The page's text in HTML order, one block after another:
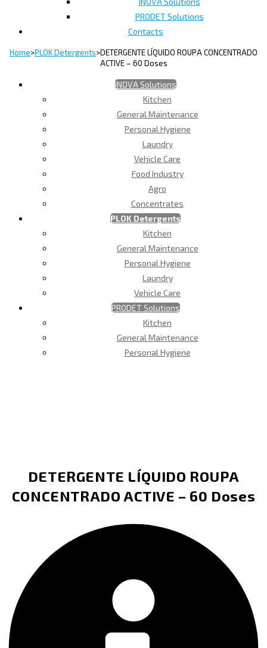
PRODET Solutions
Contacts
Home>PLOK Detergents>DETERGENTE LÍQUIDO ROUPA CONCENTRADO
ACTIVE – 60 Doses
INOVA Solutions
Kitchen
General Maintenance
Personal Hygiene
Laundry
Vehicle Care
Food Industry
Agro
Concentrates
PLOK Detergents
Kitchen
General Maintenance
Personal Hygiene
Laundry
Vehicle Care
PRODET Solutions
Kitchen
General Maintenance
Personal Hygiene
DETERGENTE LÍQUIDO ROUPA
CONCENTRADO ACTIVE – 60 Doses